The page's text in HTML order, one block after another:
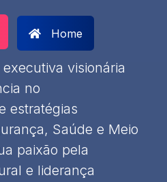
Home
visionária
no
estratégias
Saúde e Meio
paixão pela
e liderança